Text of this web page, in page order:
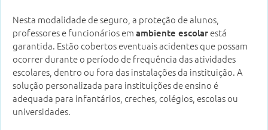
Nesta modalidade de seguro, a proteção de alunos,
professores e funcionários em ambiente escolarestá
garantida. Estão cobertos eventuais acidentes que possam
ocorrer durante o período de frequência das atividades
escolares, dentro ou fora das instalações da instituição. A
solução personalizada para instituições de ensino é
adequada para infantários, creches, colégios, escolas ou
universidades.